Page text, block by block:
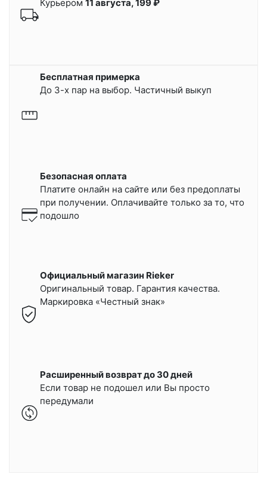
Курьером 11 августа, 199 ₽
Бесплатная примерка
До 3-х пар на выбор. Частичный выкуп
Безопасная оплата
Платите онлайн на сайте или без предоплаты
при получении. Оплачивайте только за то, что
подошло
Официальный магазин Rieker
Оригинальный товар. Гарантия качества.
Маркировка «Честный знак»
Расширенный возврат до 30 дней
Если товар не подошел или Вы просто
передумали